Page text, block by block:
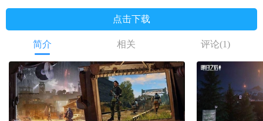
点击下载
简介 相关 评论(1)